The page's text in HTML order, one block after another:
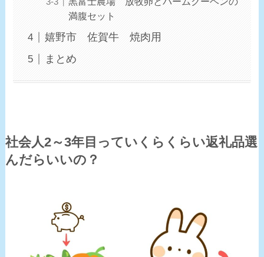
満腹セット
嬉野市 佐賀牛 焼肉用
まとめ
社会人2～3年目っていくらくらい返礼品選
んだらいいの？